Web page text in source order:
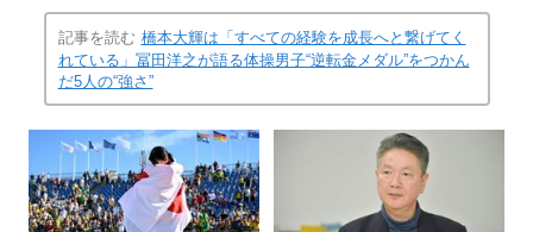
記事を読む 橋本大輝は「すべての経験を成長へと繋げてく
れている」冨田洋之が語る体操男子“逆転金メダル”をつかん
だ5人の“強さ”